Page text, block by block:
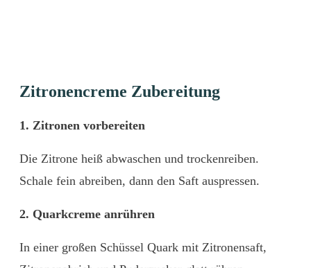
Zitronencreme Zubereitung
1. Zitronen vorbereiten
Die Zitrone heiß abwaschen und trockenreiben.
Schale fein abreiben, dann den Saft auspressen.
2. Quarkcreme anrühren
In einer großen Schüssel Quark mit Zitronensaft,